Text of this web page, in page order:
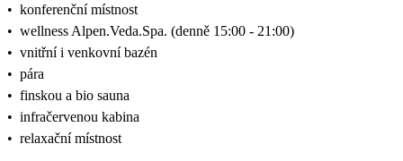
• konferenční místnost
• wellness Alpen.Veda.Spa. (denně 15:00 - 21:00)
• vnitřní i venkovní bazén
• pára
• finskou a bio sauna
• infračervenou kabina
• relaxační místnost